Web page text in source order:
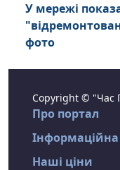
У мережі
фото
Copyright © "Час
Про портал
Інформаційна
Наші ціни